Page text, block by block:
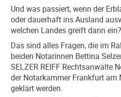
Und was passiert, wenn der
oder dauerhaft ins Ausland
welchen Landes greift dann ein?
Das sind alles Fragen, die im
beiden Notarinnen Bettina
SELZER REIFF Rechtsanwälte
der Notarkammer Frankfurt am
geklärt werden.